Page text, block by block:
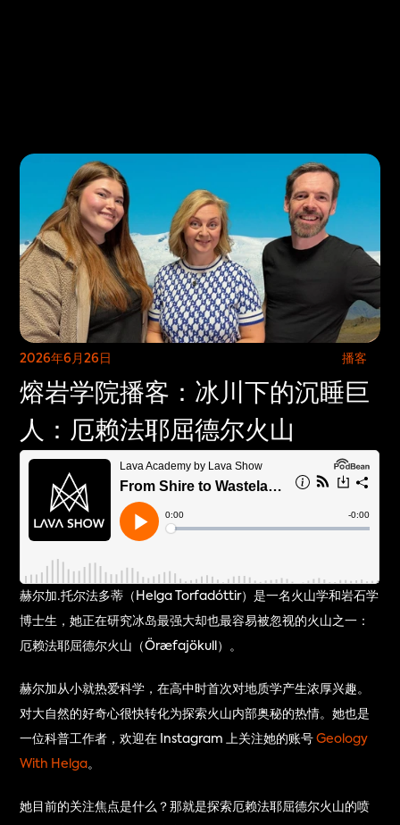
2026年6月26日 播客
熔岩学院播客：冰川下的沉睡巨
人：厄赖法耶屈德尔火山
赫尔加·托尔法多蒂（Helga Torfadóttir）是一名火山学和岩石学
博士生，她正在研究冰岛最强大却也最容易被忽视的火山之一：
厄赖法耶屈德尔火山（Öræfajökull）。
赫尔加从小就热爱科学，在高中时首次对地质学产生浓厚兴趣。
对大自然的好奇心很快转化为探索火山内部奥秘的热情。她也是
一位科普工作者，欢迎在 Instagram 上关注她的账号 Geology
With Helga。
她目前的关注焦点是什么？那就是探索厄赖法耶屈德尔火山的喷